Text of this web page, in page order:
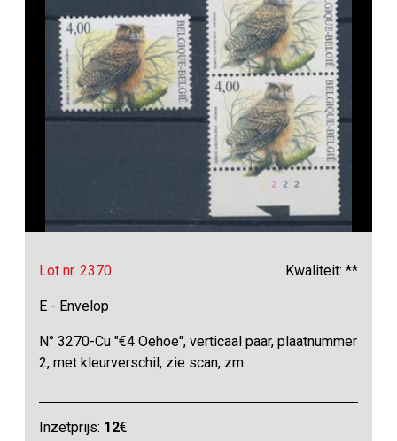
Lot nr. 2370 Kwaliteit: **
E - Envelop
N° 3270-Cu "€4 Oehoe", verticaal paar, plaatnummer
2, met kleurverschil, zie scan, zm
Inzetprijs: 12€